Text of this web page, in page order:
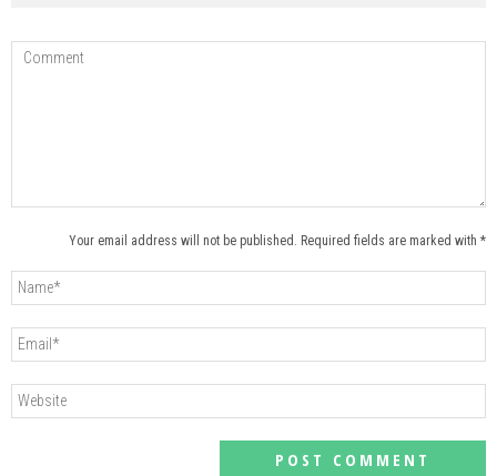
Your email address will not be published. Required fields are marked with *